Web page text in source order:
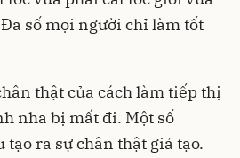
số mọi người chỉ làm tốt
thật của cách làm tiếp thị
nha bị mất đi. Một số
ra sự chân thật giả tạo.